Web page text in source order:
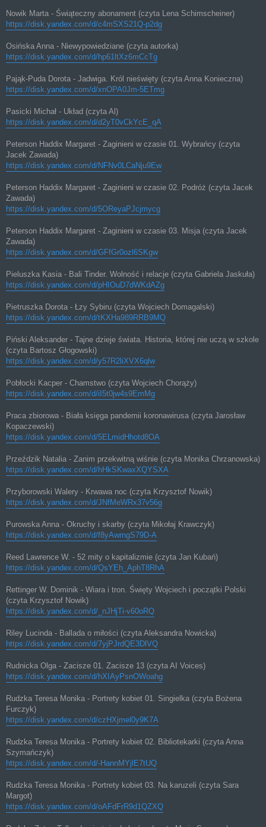
Nowik Marta - Świąteczny abonament (czyta Lena Schimscheiner)
https://disk.yandex.com/d/c4mSXS21Q-p2dg
Osińska Anna - Niewypowiedziane (czyta autorka)
https://disk.yandex.com/d/hp61ltXz6mCcTg
Pająk-Puda Dorota - Jadwiga. Król nieświęty (czyta Anna Konieczna)
https://disk.yandex.com/d/xnOPA0Jm-5ETmg
Pasicki Michał - Układ (czyta Al)
https://disk.yandex.com/d/d2yT0vCkYcE_qA
Peterson Haddix Margaret - Zaginieni w czasie 01. Wybrańcy (czyta
Jacek Zawada)
https://disk.yandex.com/d/NFNv0LCaNju9Ew
Peterson Haddix Margaret - Zaginieni w czasie 02. Podróż (czyta Jacek
Zawada)
https://disk.yandex.com/d/5OReyaPJcjmycg
Peterson Haddix Margaret - Zaginieni w czasie 03. Misja (czyta Jacek
Zawada)
https://disk.yandex.com/d/GFfGr0ozl6SKgw
Pieluszka Kasia - Bali Tinder. Wolność i relacje (czyta Gabriela Jaskuła)
https://disk.yandex.com/d/pHIOuD7dWKdAZg
Pietruszka Dorota - Łzy Sybiru (czyta Wojciech Domagalski)
https://disk.yandex.com/d/tKXHa989RRB9MQ
Piński Aleksander - Tajne dzieje świata. Historia, której nie uczą w szkole
(czyta Bartosz Głogowski)
https://disk.yandex.com/d/y57R2liXVX6qlw
Pobłocki Kacper - Chamstwo (czyta Wojciech Chorąży)
https://disk.yandex.com/d/iI5t0jw4s9EmMg
Praca zbiorowa - Biała księga pandemii koronawirusa (czyta Jarosław
Kopaczewski)
https://disk.yandex.com/d/5ELmidHhotd8OA
Przeździk Natalia - Zanim przekwitną wiśnie (czyta Monika Chrzanowska)
https://disk.yandex.com/d/hHkSKwaxXQYSXA
Przyborowski Walery - Krwawa noc (czyta Krzysztof Nowik)
https://disk.yandex.com/d/JNfMeWRx37v56g
Purowska Anna - Okruchy i skarby (czyta Mikołaj Krawczyk)
https://disk.yandex.com/d/f8yAwrngS79D-A
Reed Lawrence W. - 52 mity o kapitalizmie (czyta Jan Kubań)
https://disk.yandex.com/d/QsYEh_AphT8RhA
Rettinger W. Dominik - Wiara i tron. Święty Wojciech i początki Polski
(czyta Krzysztof Nowik)
https://disk.yandex.com/d/_nJHjTi-v60oRQ
Riley Lucinda - Ballada o miłości (czyta Aleksandra Nowicka)
https://disk.yandex.com/d/7yjPJrdQE3DlVQ
Rudnicka Olga - Zacisze 01. Zacisze 13 (czyta AI Voices)
https://disk.yandex.com/d/hXIAyPsnOWoahg
Rudzka Teresa Monika - Portrety kobiet 01. Singielka (czyta Bożena
Furczyk)
https://disk.yandex.com/d/czHXjmel0y9K7A
Rudzka Teresa Monika - Portrety kobiet 02. Bibliotekarki (czyta Anna
Szymańczyk)
https://disk.yandex.com/d/-HannMYjlE7tUQ
Rudzka Teresa Monika - Portrety kobiet 03. Na karuzeli (czyta Sara
Margot)
https://disk.yandex.com/d/oAFdFrR9d1QZXQ